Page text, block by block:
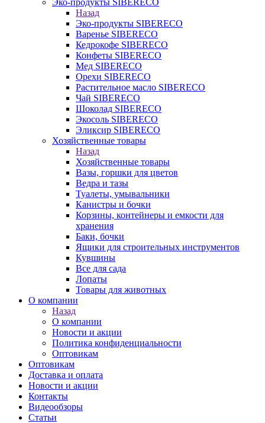
Эко-продукты SIBERECO
Назад
Эко-продукты SIBERECO
Варенье SIBERECO
Кедрокофе SIBERECO
Конфеты SIBERECO
Мед SIBERECO
Орехи SIBERECO
Растительное масло SIBERECO
Чай SIBERECO
Шоколад SIBERECO
Экосоль SIBERECO
Эликсир SIBERECO
Хозяйственные товары
Назад
Хозяйственные товары
Вазы, горшки для цветов
Ведра и тазы
Туалеты, умывальники
Канистры и бочки
Корзины, контейнеры и емкости для
хранения
Баки, бочки
Ящики для строительных инструментов
Кувшины
Все для сада
Лопаты
Товары для животных
О компании
Назад
О компании
Новости и акции
Политика конфиденциальности
Оптовикам
Оптовикам
Доставка и оплата
Новости и акции
Контакты
Видеообзоры
Статьи